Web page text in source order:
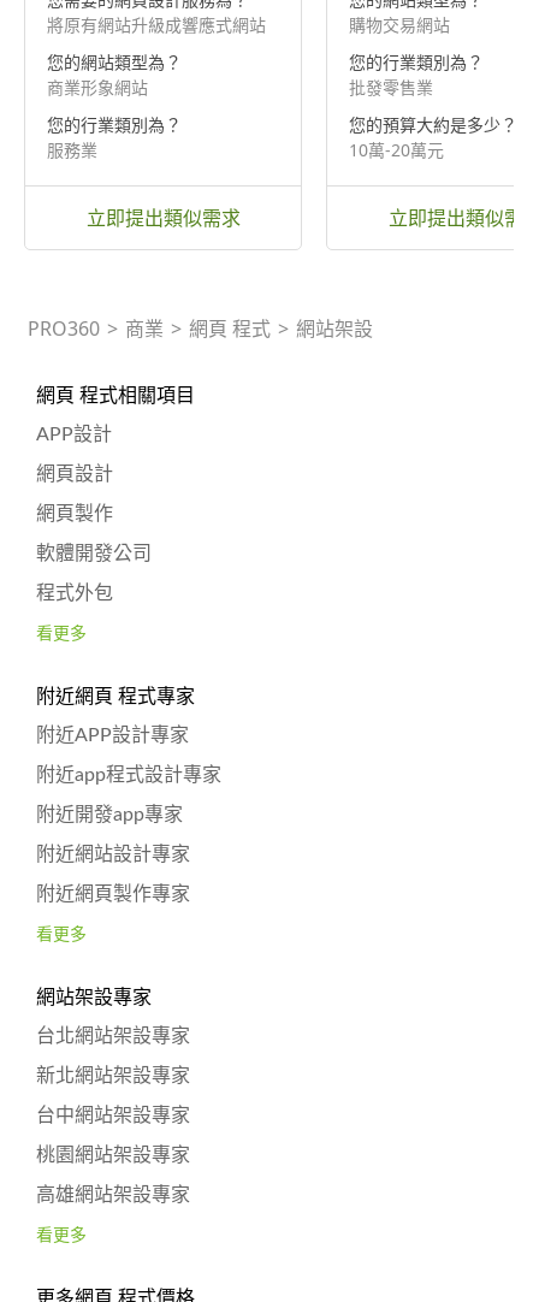
將原有網站升級成響應式網站
您的網站類型為？
商業形象網站
您的行業類別為？
服務業
立即提出類似需求
購物交易網站
您的行業類別為？
批發零售業
您的預算大約是多少？
10萬-20萬元
立即提出類似需
PRO360 > 商業 > 網頁 程式 > 網站架設
網頁 程式相關項目
APP設計
網頁設計
網頁製作
軟體開發公司
程式外包
看更多
附近網頁 程式專家
附近APP設計專家
附近app程式設計專家
附近開發app專家
附近網站設計專家
附近網頁製作專家
看更多
網站架設專家
台北網站架設專家
新北網站架設專家
台中網站架設專家
桃園網站架設專家
高雄網站架設專家
看更多